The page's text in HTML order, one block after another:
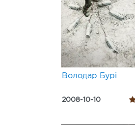
Володар Бурі
2008-10-10